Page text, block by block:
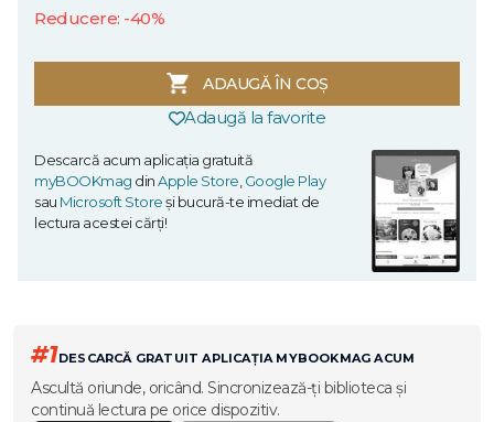
Reducere: -40%
ADAUGĂ ÎN COȘ
Adaugă la favorite
Descarcă acum aplicația gratuită
myBOOKmag dinApple Store,Google Play
sau Microsoft Storeși bucură-te imediat de
lectura acestei cărți!
#1DESCARCĂ GRATUIT APLICAȚIA MYBOOKMAG ACUM
Ascultă oriunde, oricând. Sincronizează-ți biblioteca și
continuă lectura pe orice dispozitiv.